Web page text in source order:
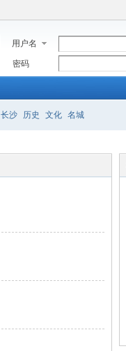
用户名
密码
长沙 历史 文化 名城